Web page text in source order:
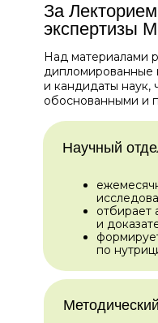
Над материалами
дипломированные
и кандидаты наук,
обоснованными и
За
экспертизы
отбирает
и
по
Научный